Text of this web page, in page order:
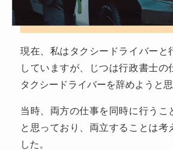
現在、私はタクシードライバーと
していますが、じつは行政書士の
タクシードライバーを辞めようと思
当時、両方の仕事を同時に行うこ
と思っており、両立することは考
した。